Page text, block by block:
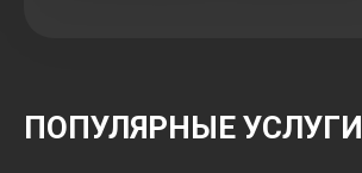
ПОПУЛЯРНЫЕ УСЛУГИ